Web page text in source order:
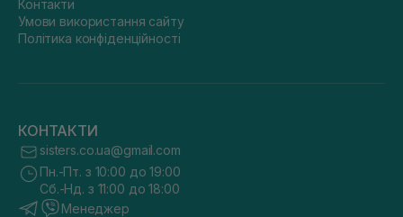
Контакти
Умови використання сайту
Політика конфіденційності
КОНТАКТИ
sisters.co.ua@gmail.com
Пн.-Пт. з 10:00 до 19:00
Сб.-Нд. з 11:00 до 18:00
Менеджер